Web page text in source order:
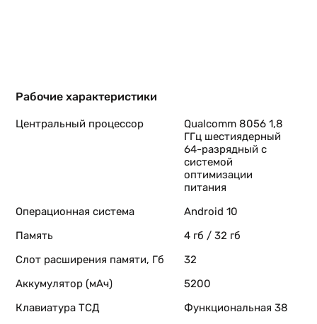
Рабочие характеристики
Центральный процессор
Qualcomm 8056 1,8
ГГц шестиядерный
64-разрядный с
системой
оптимизации
питания
Операционная система
Android 10
Память
4 гб / 32 гб
Слот расширения памяти, Гб
32
Аккумулятор (мАч)
5200
Клавиатура ТСД
Функциональная 38